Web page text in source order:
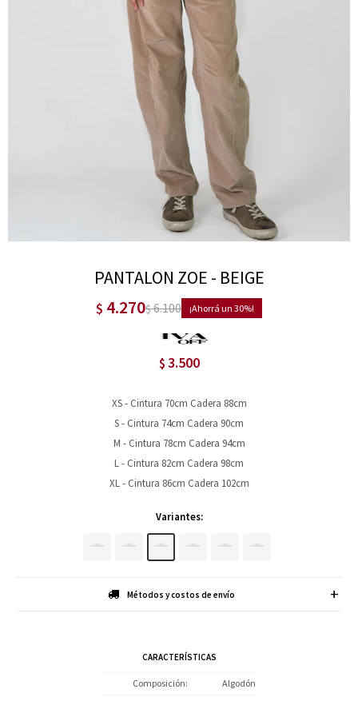
PANTALON ZOE - BEIGE
$ 4.270$6.100 30
$ 3.500
XS - Cintura 70cm Cadera 88cm
S - Cintura 74cm Cadera 90cm
M - Cintura 78cm Cadera 94cm
L - Cintura 82cm Cadera 98cm
XL - Cintura 86cm Cadera 102cm
Variantes:
Métodos y costos de envío
CARACTERÍSTICAS
Composición Algodón